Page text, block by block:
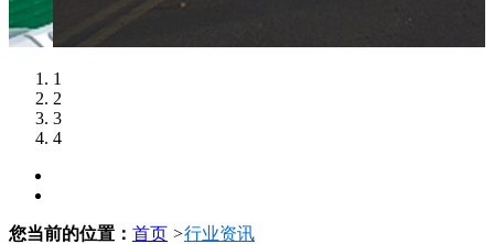
1
2
3
4
您当前的位置： 首页 >行业资讯